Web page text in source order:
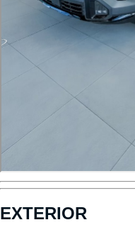
EXTERIOR